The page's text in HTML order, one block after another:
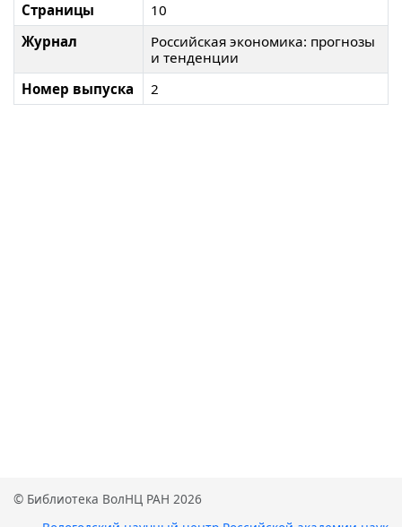
Страницы
10
Журнал
Российская экономика: прогнозы
и тенденции
Номер выпуска
2
© Библиотека ВолНЦ РАН 2026